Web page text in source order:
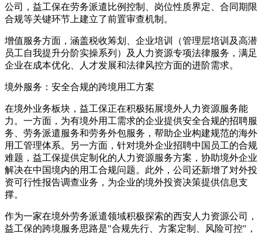
公司，益工保在劳务派遣比例控制、岗位性质界定、合同期限
合规等关键环节上建立了前置审查机制。
增值服务方面，涵盖税收筹划、企业培训（管理层培训及高潜
员工自我提升分阶实操系列）及人力资源专项法律服务，满足
企业在成本优化、人才发展和法律风控方面的进阶需求。
境外服务：安全合规的跨境用工方案
在境外业务板块，益工保正在积极拓展境外人力资源服务能
力。一方面，为有境外用工需求的企业提供安全合规的招聘服
务、劳务派遣服务和劳务外包服务，帮助企业构建规范的海外
用工管理体系。另一方面，针对境外企业招聘中国员工的合规
难题，益工保提供定制化的人力资源服务方案，协助境外企业
解决在中国境内的用工合规问题。此外，公司还新增了对外投
资可行性报告调查业务，为企业的境外投资决策提供信息支
撑。
作为一家在境外劳务派遣领域积极探索的西安人力资源公司，
益工保的跨境服务思路是"合规先行、方案定制、风险可控"，